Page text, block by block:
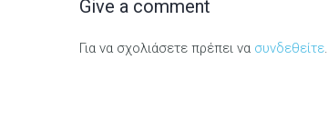
Give a comment
Για να σχολιάσετε πρέπει να συνδεθείτε.